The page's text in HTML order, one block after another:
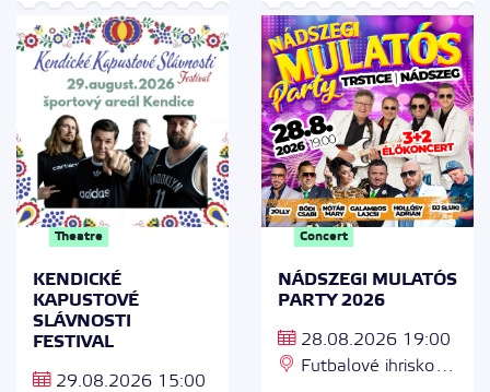
03 Bratislava
športov,
Protifašistických
bojovníkov 4, 040 01
Košice
Theatre
KENDICKÉ
KAPUSTOVÉ
SLÁVNOSTI
FESTIVAL
29.08.2026 15:00
Concert
NÁDSZEGI MULATÓS
PARTY 2026
28.08.2026 19:00
Futbalové ihrisko,